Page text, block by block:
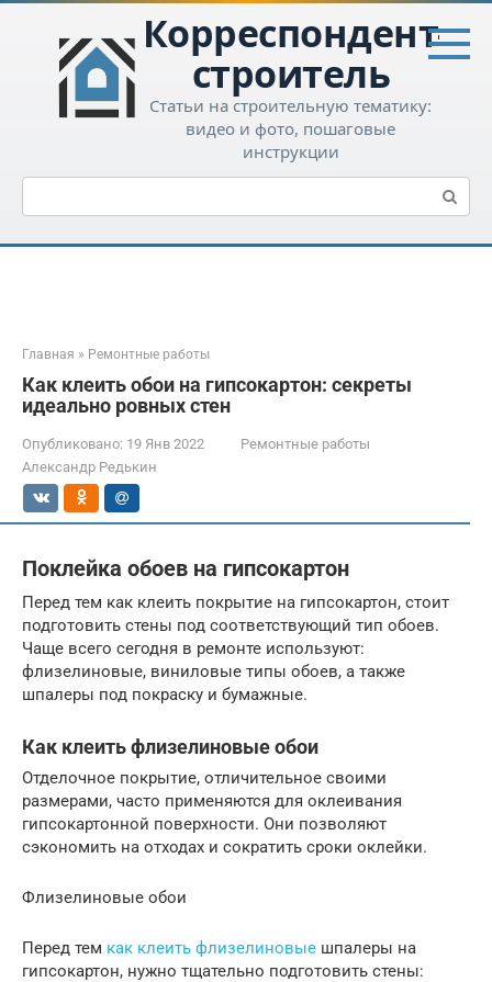
Перейти
контенту
Корреспондент-
строитель
Статьи на строительную тематику:
видео и фото, пошаговые
инструкции
Поиск:
Главная » Ремонтные работы
Как клеить обои на гипсокартон: секреты
идеально ровных стен
Опубликовано: 19 Янв 2022
Ремонтные работы
Александр Редькин
Поклейка обоев на гипсокартон
Перед тем как клеить покрытие на гипсокартон, стоит
подготовить стены под соответствующий тип обоев.
Чаще всего сегодня в ремонте используют:
флизелиновые, виниловые типы обоев, а также
шпалеры под покраску и бумажные.
Как клеить флизелиновые обои
Отделочное покрытие, отличительное своими
размерами, часто применяются для оклеивания
гипсокартонной поверхности. Они позволяют
сэкономить на отходах и сократить сроки оклейки.
Флизелиновые обои
Перед тем как клеить флизелиновые шпалеры на
гипсокартон, нужно тщательно подготовить стены: